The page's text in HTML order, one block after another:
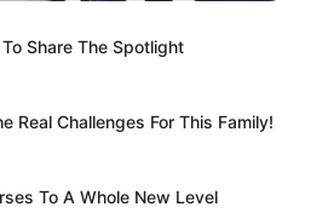
Share The Spotlight
Real Challenges For This Family!
To A Whole New Level